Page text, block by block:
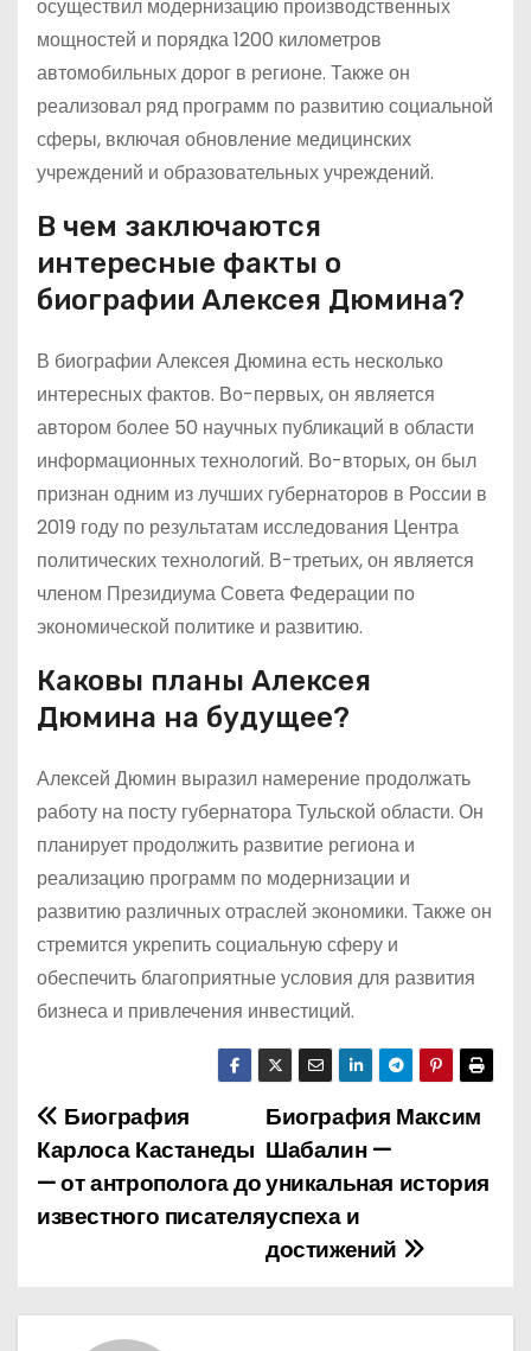
осуществил модернизацию производственных
мощностей и порядка 1200 километров
автомобильных дорог в регионе. Также он
реализовал ряд программ по развитию социальной
сферы, включая обновление медицинских
учреждений и образовательных учреждений.
В чем заключаются
интересные факты о
биографии Алексея Дюмина?
В биографии Алексея Дюмина есть несколько
интересных фактов. Во-первых, он является
автором более 50 научных публикаций в области
информационных технологий. Во-вторых, он был
признан одним из лучших губернаторов в России в
2019 году по результатам исследования Центра
политических технологий. В-третьих, он является
членом Президиума Совета Федерации по
экономической политике и развитию.
Каковы планы Алексея
Дюмина на будущее?
Алексей Дюмин выразил намерение продолжать
работу на посту губернатора Тульской области. Он
планирует продолжить развитие региона и
реализацию программ по модернизации и
развитию различных отраслей экономики. Также он
стремится укрепить социальную сферу и
обеспечить благоприятные условия для развития
бизнеса и привлечения инвестиций.
Н
а
в
г
Биография Максим
Шабалин —
уникальная история
успеха и
достижений
Биография
Карлоса Кастанеды
— от антрополога до
известного писателя